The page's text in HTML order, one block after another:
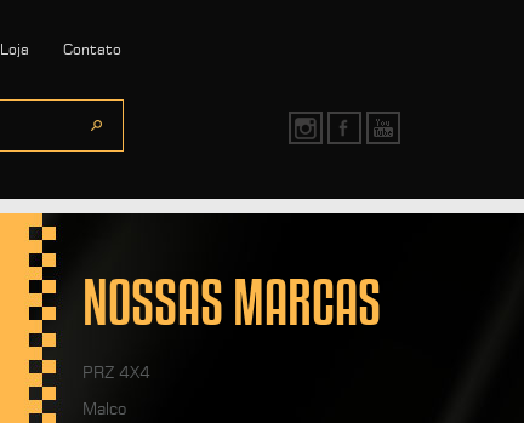
Loja Contato
NOSSAS MARCAS
PRZ 4X4
Malco